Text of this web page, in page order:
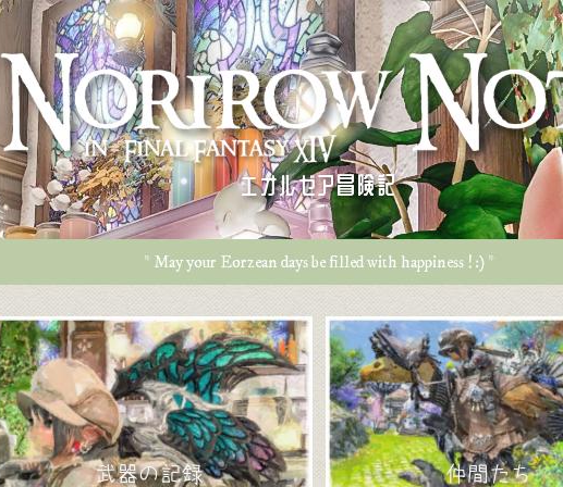
エオルゼア冒険記
* May your Eorzean days be filled with happiness ! :) *
武器の記録 仲間たち